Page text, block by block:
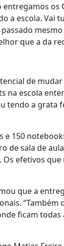
os
a escola. Vai
que a da
de
na escola
tendo a grata
e 150
de sala de
efetivos
que a
ficam